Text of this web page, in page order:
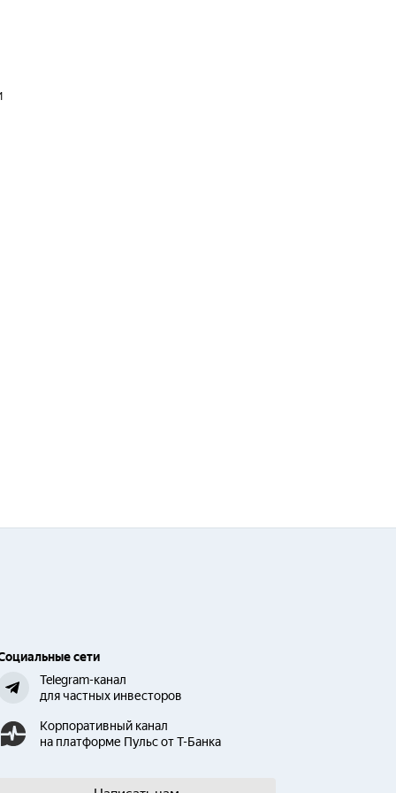
сети
Telegram-канал
для частных инвесторов
Корпоративный канал
на платформе Пульс от Т-Банка